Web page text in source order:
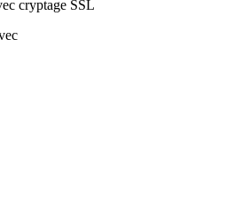
cryptage SSL